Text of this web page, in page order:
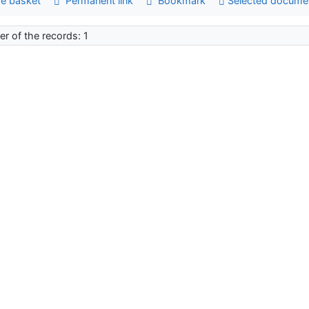
of the records: 1